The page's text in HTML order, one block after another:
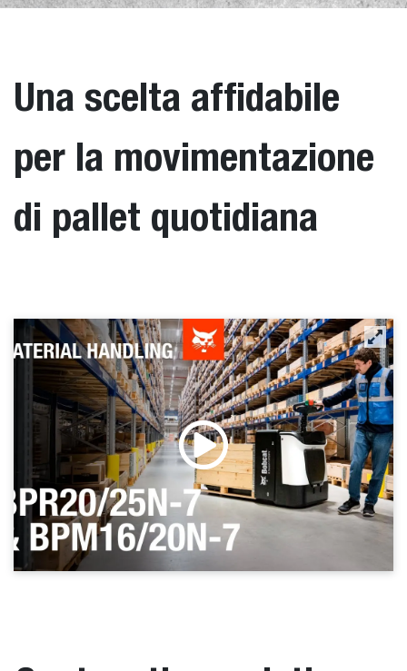
Una scelta affidabile
per la movimentazione
di pallet quotidiana